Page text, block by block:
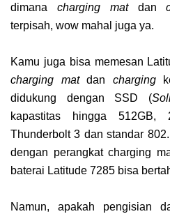
dimana charging matdan
terpisah, wow mahal juga ya.
Kamu juga bisa memesan
charging matdan charging
didukung dengan SSD (
kapastitas hingga
Thunderbolt 3 dan standar
dengan perangkat charging
baterai Latitude 7285 bisa
Namun, apakah pengisian